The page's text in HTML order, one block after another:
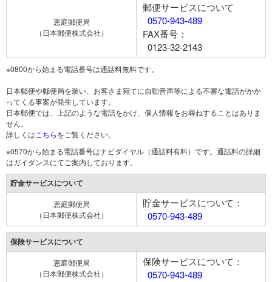
恵庭郵便局
（日本郵便株式会社）
郵便サービスについて
0570-943-489
FAX番号：
0123-32-2143
※0800から始まる電話番号は通話料無料です。
日本郵便や郵便局を装い、お客さま宛てに自動音声等による不審な電話がかか
ってくる事案が発生しています。
日本郵便では、上記のような電話をかけ、個人情報をお尋ねすることはありま
せん。
詳しくは こちらをご覧ください。
※0570から始まる電話番号はナビダイヤル（通話料有料）です。通話料の詳細
はガイダンスにてご案内しております。
貯金サービスについて
恵庭郵便局
（日本郵便株式会社）
貯金サービスについて：
0570-943-489
保険サービスについて
恵庭郵便局
（日本郵便株式会社）
保険サービスについて：
0570-943-489